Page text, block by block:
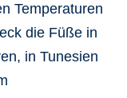
Temperaturen
die Füße in
in Tunesien